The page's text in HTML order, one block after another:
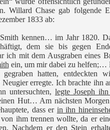
Willard Chase gab folgende
1833 ab:
kennen… im Jahr 1820.
dem sie bis gegen
ich mit dem Ausgraben eines
ein, um mir dabei zu helfen;…
hatten, entdeckten
Neugier erregte. Ich brachte ihn
untersuchten, legte Joseph
Hut… Am nächsten
dass er in ihn
ihm trennen wollte, da er
Nachdem er den Stein